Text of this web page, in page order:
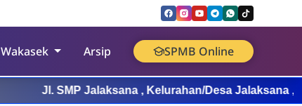
Wakasek Arsip SPMB Online
Jl. SMP Jalaksana , Kelurahan/Desa Jalaksana ,